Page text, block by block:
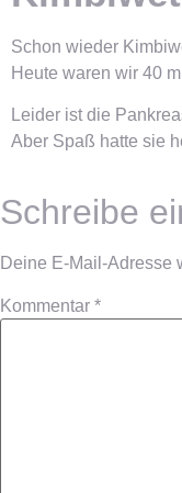
Schon wieder
Heute waren wir 40
Leider ist die
Aber Spaß hatte sie
Schreibe
Deine E-Mail-Adresse
Kommentar *